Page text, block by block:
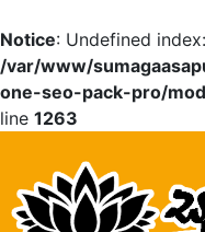
Notice: Undefined
/var/www/
one-seo-pack-pro/
line 1263